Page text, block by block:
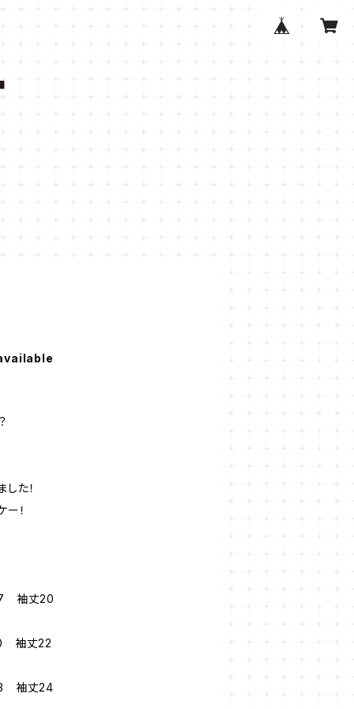
た！
！
袖丈20
袖丈22
袖丈24